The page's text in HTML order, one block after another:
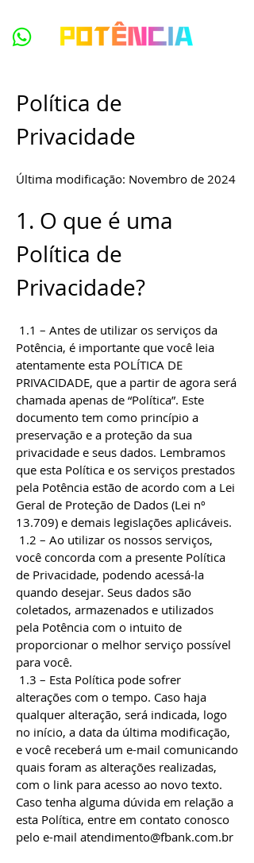
Política de
Privacidade
Última modificação: Novembro de 2024
1. O que é uma
Política de
Privacidade?
1.1 – Antes de utilizar os serviços da
Potência, é importante que você leia
atentamente esta POLÍTICA DE
PRIVACIDADE, que a partir de agora será
chamada apenas de “Política”. Este
documento tem como princípio a
preservação e a proteção da sua
privacidade e seus dados. Lembramos
que esta Política e os serviços prestados
pela Potência estão de acordo com a Lei
Geral de Proteção de Dados (Lei nº
13.709) e demais legislações aplicáveis.
1.2 – Ao utilizar os nossos serviços,
você concorda com a presente Política
de Privacidade, podendo acessá-la
quando desejar. Seus dados são
coletados, armazenados e utilizados
pela Potência com o intuito de
proporcionar o melhor serviço possível
para você.
1.3 – Esta Política pode sofrer
alterações com o tempo. Caso haja
qualquer alteração, será indicada, logo
no início, a data da última modificação,
e você receberá um e-mail comunicando
quais foram as alterações realizadas,
com o link para acesso ao novo texto.
Caso tenha alguma dúvida em relação a
esta Política, entre em contato conosco
pelo e-mail atendimento@fbank.com.br